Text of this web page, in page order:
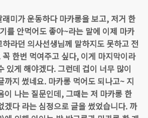
미가 운동하다 마카롱을 보고, 저거 한
를 안먹어도 좋아~라는 말에 이제 마카
라던 의사선생님께 말하지도 못하고 전
한번 먹여주고 싶다, 이게 마지막이라
있게 해야겠다. 그런데 겁이 너무 많이
까지 썼네요. 마카롱 먹어도 되나고~ 지
이 나는 질문인데, 그때는 저 마카롱 한
겠다 라는 심정으로 글을 썼었습니다. 까